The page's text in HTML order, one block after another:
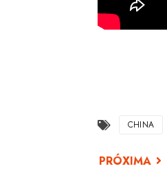
CHINA